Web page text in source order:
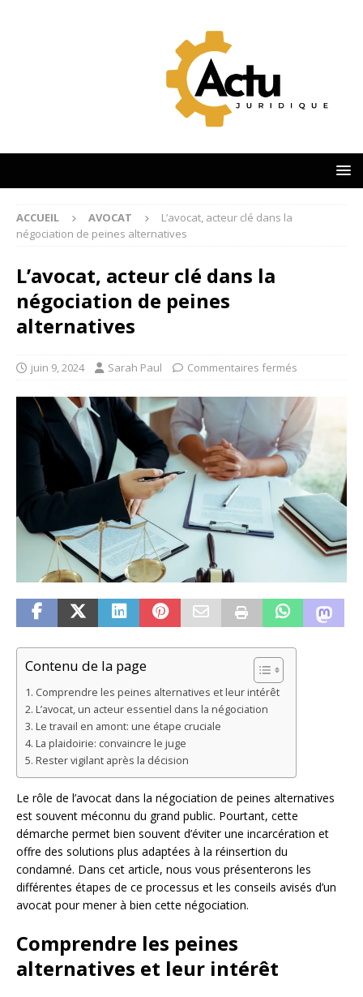
ACCUEIL AVOCAT
L’avocat, acteur clé dans la
négociation de peines alternatives
L’avocat, acteur clé dans la
négociation de peines
alternatives
juin 9, 2024 Sarah Paul Commentaires fermés
Contenu de la page
Comprendre les peines alternatives et leur intérêt
L’avocat, un acteur essentiel dans la négociation
Le travail en amont: une étape cruciale
La plaidoirie: convaincre le juge
Rester vigilant après la décision
Le rôle de l’avocat dans la négociation de peines alternatives
est souvent méconnu du grand public. Pourtant, cette
démarche permet bien souvent d’éviter une incarcération et
offre des solutions plus adaptées à la réinsertion du
condamné. Dans cet article, nous vous présenterons les
différentes étapes de ce processus et les conseils avisés d’un
avocat pour mener à bien cette négociation.
Comprendre les peines
alternatives et leur intérêt